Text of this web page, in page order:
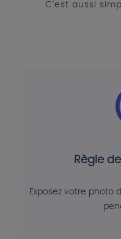
C'est aussi
Règle
Exposez votre photo